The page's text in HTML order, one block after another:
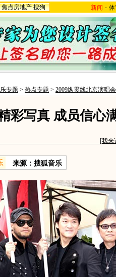
焦点房地产 搜狗 新闻 -
专题 > 热点专题 > 2009纵贯线北京演唱会
彩写真 成员信心
[我来
来源： 搜狐音乐